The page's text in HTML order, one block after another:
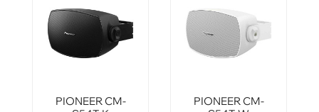
PIONEER CM-
PIONEER CM-